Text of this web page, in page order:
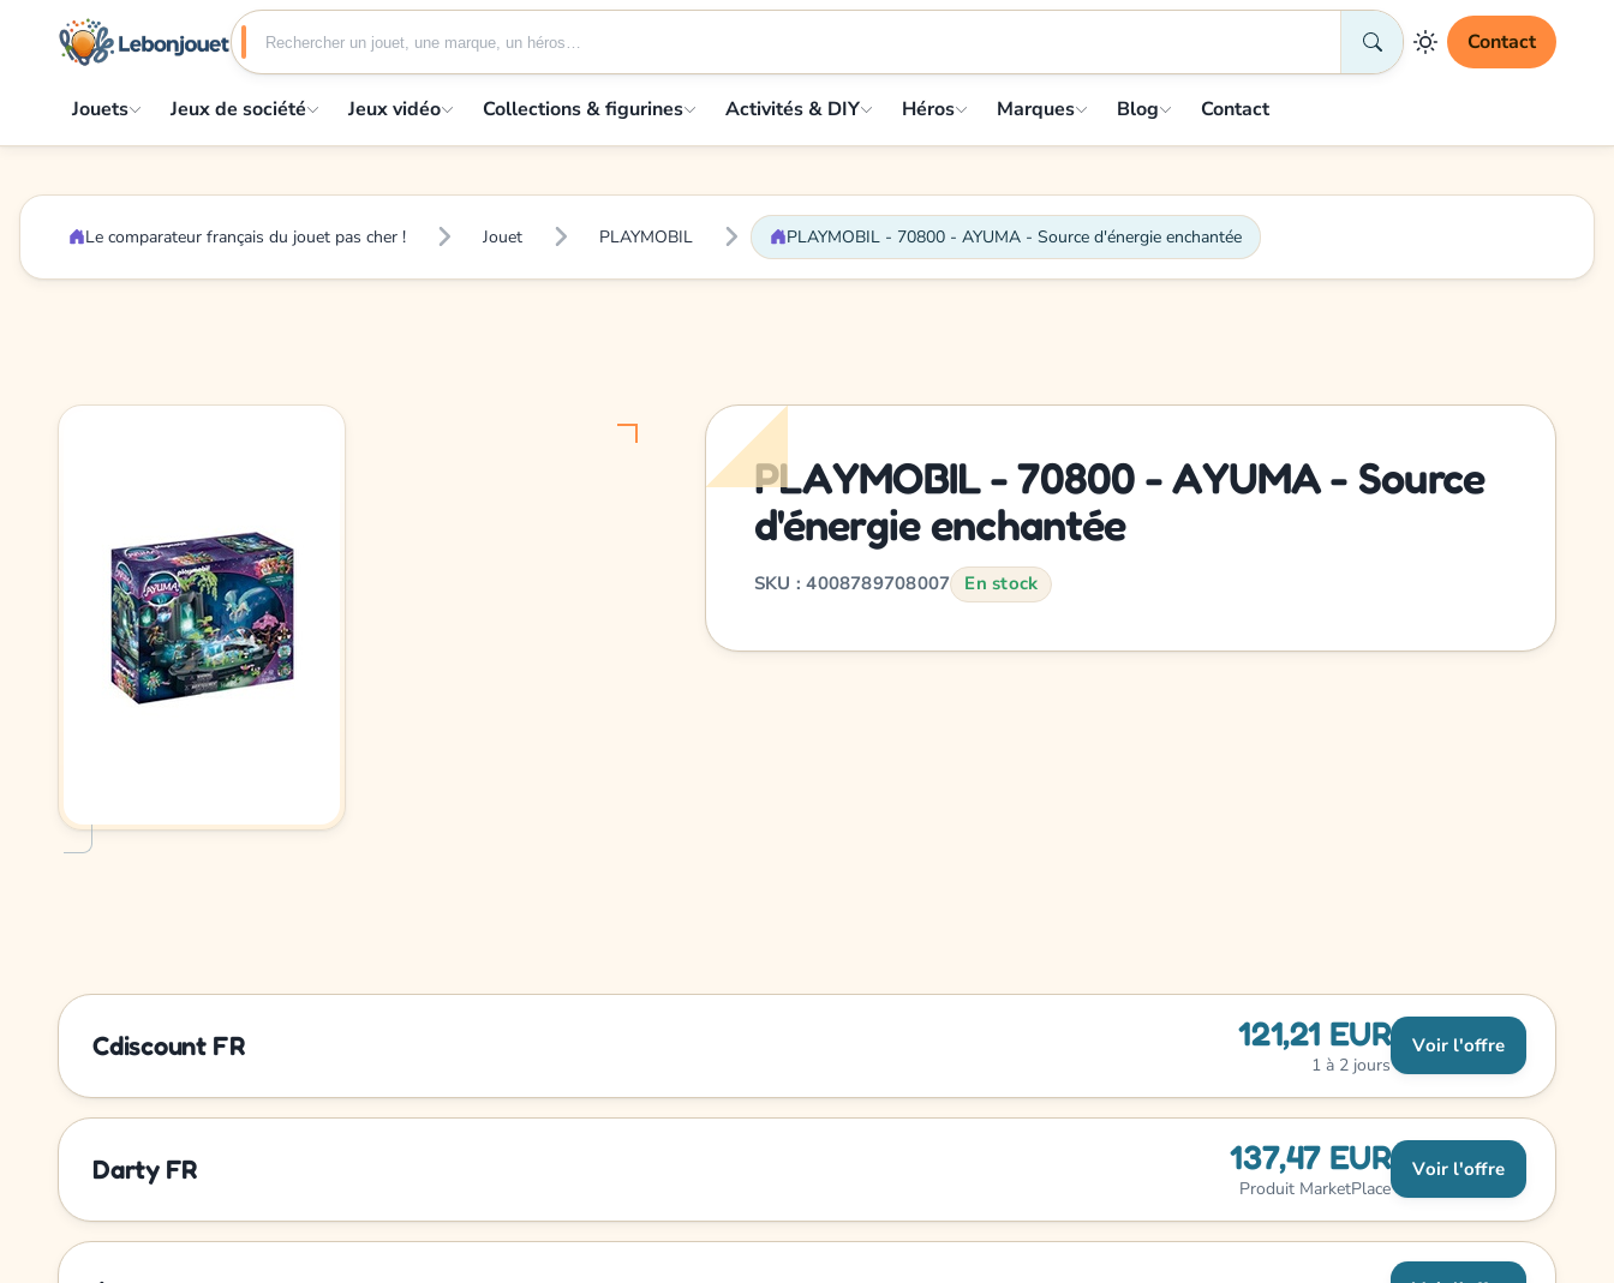
Contact
Jouets Jeux de société Jeux vidéo Collections & figurines Activités & DIY Héros Marques Blog Contact
Le comparateur français du jouet pas cher ! Jouet PLAYMOBIL PLAYMOBIL - 70800 - AYUMA - Source d'énergie enchantée
PLAYMOBIL - 70800 - AYUMA - Source
d'énergie enchantée
SKU : 4008789708007 En stock
Cdiscount FR 121,21 EUR
1 à 2 jours
Voir l'offre
Darty FR 137,47 EUR
Produit MarketPlace
Voir l'offre